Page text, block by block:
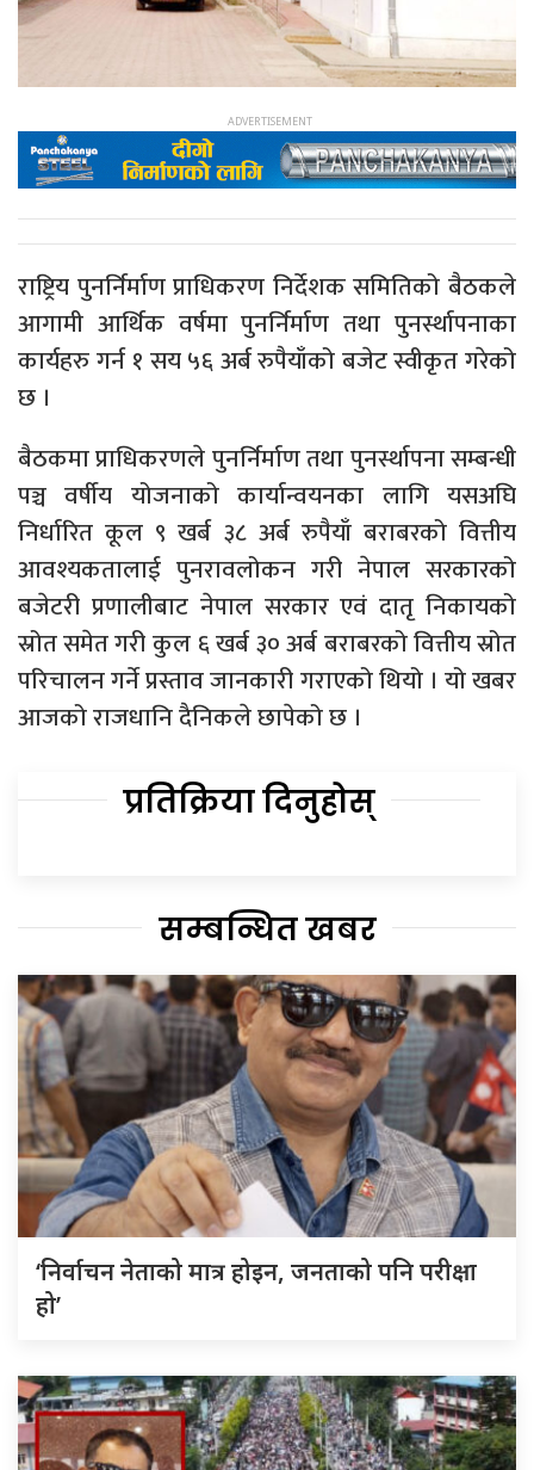
राष्ट्रिय पुनर्निर्माण प्राधिकरण निर्देशक समितिको बैठकले
आगामी आर्थिक वर्षमा पुनर्निर्माण तथा पुनर्स्थापनाका
कार्यहरु गर्न १ सय ५६ अर्ब रुपैयाँको बजेट स्वीकृत गरेको
छ ।
बैठकमा प्राधिकरणले पुनर्निर्माण तथा पुनर्स्थापना सम्बन्धी
पञ्च वर्षीय योजनाको कार्यान्वयनका लागि यसअघि
निर्धारित कूल ९ खर्ब ३८ अर्ब रुपैयाँ बराबरको वित्तीय
आवश्यकतालाई पुनरावलोकन गरी नेपाल सरकारको
बजेटरी प्रणालीबाट नेपाल सरकार एवं दातृ निकायको
स्रोत समेत गरी कुल ६ खर्ब ३० अर्ब बराबरको वित्तीय स्रोत
परिचालन गर्ने प्रस्ताव जानकारी गराएको थियो । यो खबर
आजको राजधानि दैनिकले छापेको छ ।
प्रतिक्रिया दिनुहोस्
सम्बन्धित खबर
‘निर्वाचन नेताको मात्र होइन, जनताको पनि परीक्षा
हो’